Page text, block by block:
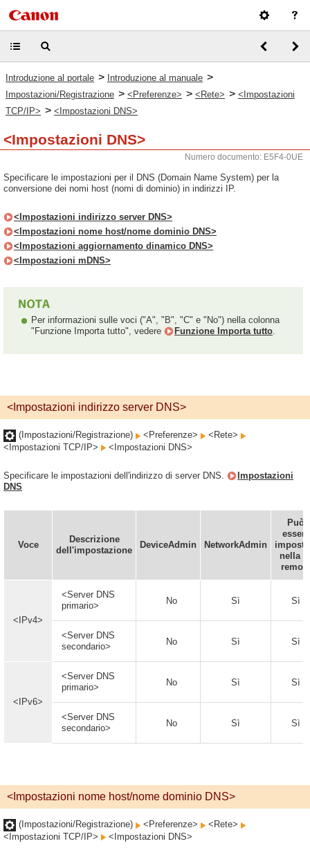
Introduzione al portale > Introduzione al manuale >
Impostazioni/Registrazione > <Preferenze> > <Rete> > <Impostazioni
TCP/IP> > <Impostazioni DNS>
<Impostazioni DNS>
Numero documento: E5F4-0UE
Specificare le impostazioni per il DNS (Domain Name System) per la
conversione dei nomi host (nomi di dominio) in indirizzi IP.
<Impostazioni indirizzo server DNS>
<Impostazioni nome host/nome dominio DNS>
<Impostazioni aggiornamento dinamico DNS>
<Impostazioni mDNS>
Per informazioni sulle voci ("A", "B", "C" e "No") nella colonna
"Funzione Importa tutto", vedere
Funzione Importa tutto.
<Impostazioni indirizzo server DNS>
(Impostazioni/Registrazione) <Preferenze>
<Rete>
<Impostazioni TCP/IP>
<Impostazioni DNS>
Specificare le impostazioni dell'indirizzo di server DNS.
Impostazioni
DNS
Voce
Descrizione
dell'impostazione
DeviceAdmin NetworkAdmin
Può
essere
nella
remota
<IPv4>
<Server DNS
primario>
No Sì Sì
<Server DNS
secondario>
No Sì Sì
<IPv6>
<Server DNS
primario>
No Sì Sì
<Server DNS
secondario>
No Sì Sì
<Impostazioni nome host/nome dominio DNS>
(Impostazioni/Registrazione) <Preferenze>
<Rete>
<Impostazioni TCP/IP>
<Impostazioni DNS>